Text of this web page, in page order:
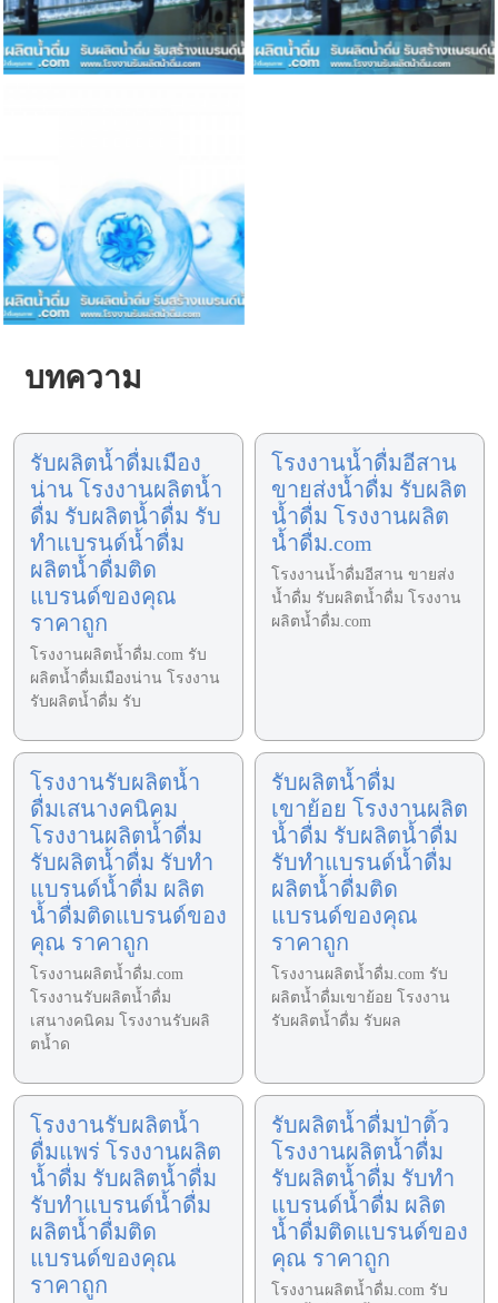
บทความ
รับผลิตน้ำดื่มเมือง
น่าน โรงงานผลิตน้ำ
ดื่ม รับผลิตน้ำดื่ม รับ
ทำแบรนด์น้ำดื่ม
ผลิตน้ำดื่มติด
แบรนด์ของคุณ
ราคาถูก
โรงงานผลิตน้ำดื่ม.com รับ
ผลิตน้ำดื่มเมืองน่าน โรงงาน
รับผลิตน้ำดื่ม รับ
โรงงานน้ำดื่มอีสาน
ขายส่งน้ำดื่ม รับผลิต
น้ำดื่ม โรงงานผลิต
น้ำดื่ม.com
โรงงานน้ำดื่มอีสาน ขายส่ง
น้ำดื่ม รับผลิตน้ำดื่ม โรงงาน
ผลิตน้ำดื่ม.com
โรงงานรับผลิตน้ำ
ดื่มเสนางคนิคม
โรงงานผลิตน้ำดื่ม
รับผลิตน้ำดื่ม รับทำ
แบรนด์น้ำดื่ม ผลิต
น้ำดื่มติดแบรนด์ของ
คุณ ราคาถูก
โรงงานผลิตน้ำดื่ม.com
โรงงานรับผลิตน้ำดื่ม
เสนางคนิคม โรงงานรับผลิ
ตน้ำด
รับผลิตน้ำดื่ม
เขาย้อย โรงงานผลิต
น้ำดื่ม รับผลิตน้ำดื่ม
รับทำแบรนด์น้ำดื่ม
ผลิตน้ำดื่มติด
แบรนด์ของคุณ
ราคาถูก
โรงงานผลิตน้ำดื่ม.com รับ
ผลิตน้ำดื่มเขาย้อย โรงงาน
รับผลิตน้ำดื่ม รับผล
โรงงานรับผลิตน้ำ
ดื่มแพร่ โรงงานผลิต
น้ำดื่ม รับผลิตน้ำดื่ม
รับทำแบรนด์น้ำดื่ม
ผลิตน้ำดื่มติด
แบรนด์ของคุณ
ราคาถูก
รับผลิตน้ำดื่มป่าติ้ว
โรงงานผลิตน้ำดื่ม
รับผลิตน้ำดื่ม รับทำ
แบรนด์น้ำดื่ม ผลิต
น้ำดื่มติดแบรนด์ของ
คุณ ราคาถูก
โรงงานผลิตน้ำดื่ม.com รับ